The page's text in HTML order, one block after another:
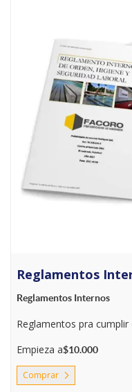
Reglamentos
Reglamentos Internos
Reglamentos pra
Empieza a$10.000
Comprar